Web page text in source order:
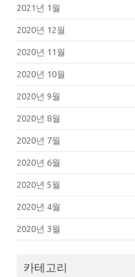
2021년 1월
2020년 12월
2020년 11월
2020년 10월
2020년 9월
2020년 8월
2020년 7월
2020년 6월
2020년 5월
2020년 4월
2020년 3월
카테고리